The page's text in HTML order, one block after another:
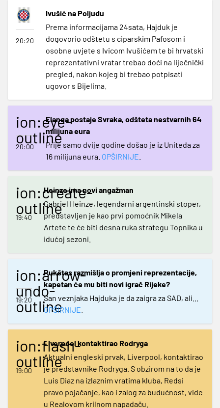
20:20
Ivušić na Poljudu
Prema informacijama 24sata, Hajduk je
dogovorio odštetu s ciparskim Pafosom i
osobne uvjete s Ivicom Ivušićem te bi hrvatski
reprezentativni vratar trebao doći na liječnički
pregled, nakon kojeg bi trebao potpisati
ugovor s Bijelima.
ion:eye-
outline
20:00
Elanga postaje Svraka, odšteta nestvarnih 64
milijuna eura
Prije samo dvije godine došao je iz Uniteda za
16 milijuna eura. OPŠIRNIJE
ion:create-
outline
19:40
Heinze ima novi angažman
Gabriel Heinze, legendarni argentinski stoper,
predstavljen je kao prvi pomoćnik Mikela
Artete te će biti desna ruka strategu Topnika u
idućoj sezoni.
ion:arrow-
undo-
outline
19:20
Pukštas razmišlja o promjeni reprezentacije,
kapetan će mu biti novi igrač Rijeke?
San veznjaka Hajduka je da zaigra za SAD, ali...
OPŠIRNIJE
ion:flash-
outline
19:00
Liverpool kontaktirao Rodryga
Aktualni engleski prvak, Liverpool, kontaktirao
je predstavnike Rodryga. S obzirom na to da je
Luis Diaz na izlaznim vratima kluba, Redsi
pravo pojačanje, kao i zalog za budućnost, vide
u Realovom krilnom napadaču.